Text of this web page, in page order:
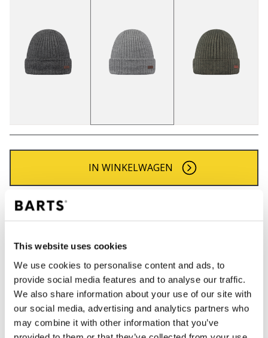
This website uses cookies
We use cookies to personalise content and ads, to
provide social media features and to analyse our traffic.
We also share information about your use of our site with
our social media, advertising and analytics partners who
may combine it with other information that you’ve
IN WINKELWAGEN
Bestellingen die op werkdagen vóór 12:00 uur
worden geplaatst, worden dezelfde dag verzonden
NL
Binnen 30 dagen retourneren
BESCHRIJVING